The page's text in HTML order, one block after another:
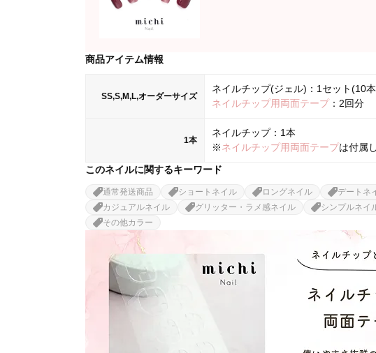
商品アイテム情報
SS,S,M,L,オーダーサイズ
ネイルチップ(ジェル)：1セット(10
ネイルチップ用両面テープ：2回分
1本
ネイルチップ：1本
※ネイルチップ用両面テープは付属
このネイルに関するキーワード
通常発送商品 ショートネイル ロングネイル デートネ
カジュアルネイル
グリッター・ラメ感ネイル シンプルネイ
その他カラー